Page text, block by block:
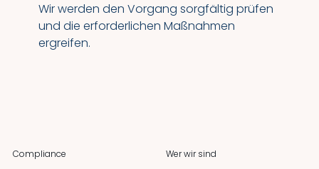
Wir werden den Vorgang sorgfältig prüfen
und die erforderlichen Maßnahmen
ergreifen.
Compliance
Wer wir sind